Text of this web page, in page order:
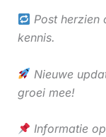
Post herzien
kennis.
Nieuwe
groei mee!
Informatie